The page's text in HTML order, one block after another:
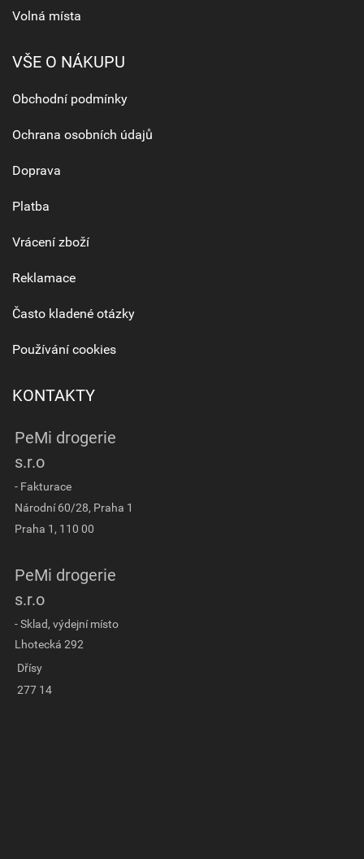
Volná místa
VŠE O NÁKUPU
Obchodní podmínky
Ochrana osobních údajů
Doprava
Platba
Vrácení zboží
Reklamace
Často kladené otázky
Používání cookies
KONTAKTY
PeMi drogerie
s.r.o
- Fakturace
Národní 60/28, Praha 1
Praha 1, 110 00
PeMi drogerie
s.r.o
- Sklad, výdejní místo
Lhotecká 292
Dřísy
277 14